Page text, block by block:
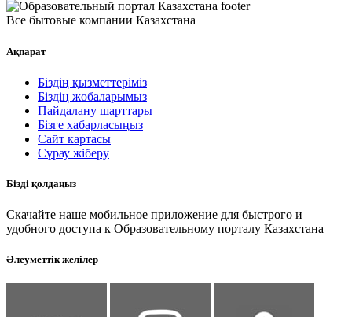
Все бытовые компании Казахстана
Ақпарат
Біздің қызметтеріміз
Біздің жобаларымыз
Пайдалану шарттары
Бізге хабарласыңыз
Сайт картасы
Сұрау жіберу
Бізді қолдаңыз
Скачайте наше мобильное приложение для быстрого и
удобного доступа к Образовательному порталу Казахстана
Әлеуметтік желілер